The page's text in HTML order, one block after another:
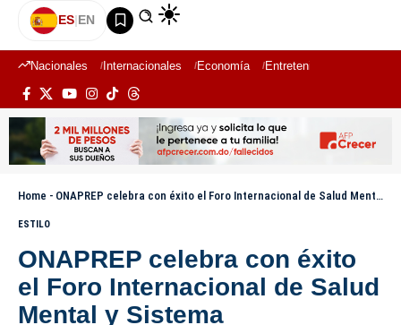
ES|EN
Nacionales Internacionales Economía Entretenimiento
Home - ONAPREP celebra con éxito el Foro Internacional de Salud Mental y Sistema Penitenciario
ESTILO
ONAPREP celebra con éxito
el Foro Internacional de Salud
Mental y Sistema